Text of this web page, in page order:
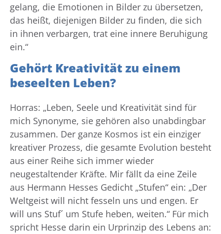
gelang, die Emotionen in Bilder zu übersetzen,
das heißt, diejenigen Bilder zu finden, die sich
in ihnen verbargen, trat eine innere Beruhigung
ein.“
Gehört Kreativität zu einem
beseelten Leben?
Horras: „Leben, Seele und Kreativität sind für
mich Synonyme, sie gehören also unabdingbar
zusammen. Der ganze Kosmos ist ein einziger
kreativer Prozess, die gesamte Evolution besteht
aus einer Reihe sich immer wieder
neugestaltender Kräfte. Mir fällt da eine Zeile
aus Hermann Hesses Gedicht „Stufen“ ein: „Der
Weltgeist will nicht fesseln uns und engen. Er
will uns Stuf´ um Stufe heben, weiten.“ Für mich
spricht Hesse darin ein Urprinzip des Lebens an: